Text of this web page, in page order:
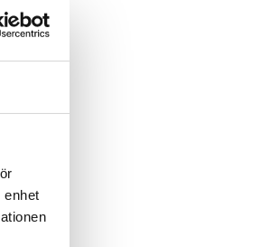
enhet